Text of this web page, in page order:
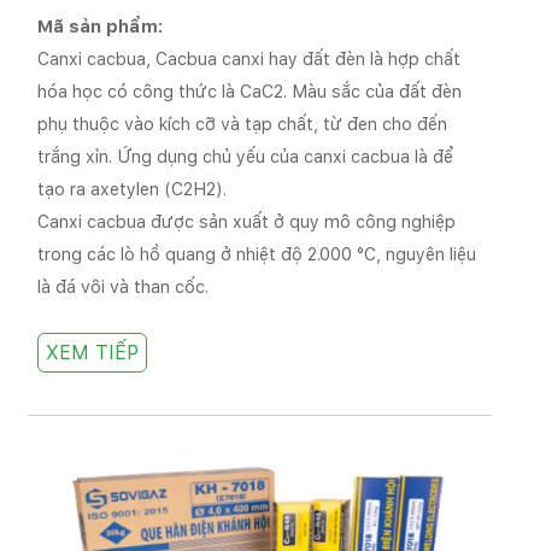
Mã sản phẩm:
Canxi cacbua, Cacbua canxi hay đất đèn là hợp chất
hóa học có công thức là CaC2. Màu sắc của đất đèn
phụ thuộc vào kích cỡ và tạp chất, từ đen cho đến
trắng xỉn. Ứng dụng chủ yếu của canxi cacbua là để
tạo ra axetylen (C2H2).
Canxi cacbua được sản xuất ở quy mô công nghiệp
trong các lò hồ quang ở nhiệt độ 2.000 °C, nguyên liệu
là đá vôi và than cốc.
XEM TIẾP